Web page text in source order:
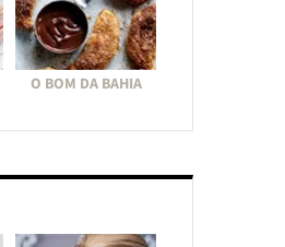
O BOM DA BAHIA